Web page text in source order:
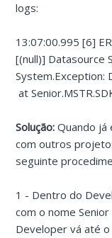
logs:
13:07:00.995 [6]
[(null)] Datasource
System.Exception:
at
Solução:Quando já
com outros
seguinte
1 - Dentro do
com o nome
Developer vá até